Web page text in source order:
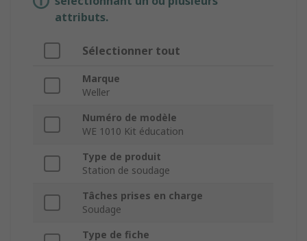
attributs.
Sélectionner tout
Marque
Weller
Numéro de modèle
WE 1010 Kit éducation
Type de produit
Station de soudage
Tâches prises en charge
Soudage
Type de fiche